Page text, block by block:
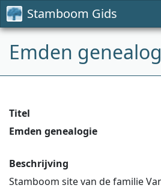
Stamboom Gids
Emden
Titel
Emden genealogie
Beschrijving
Stamboom site van de familie